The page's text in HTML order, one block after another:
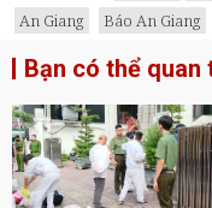
An Giang
Báo An Giang
Bạn có thể quan